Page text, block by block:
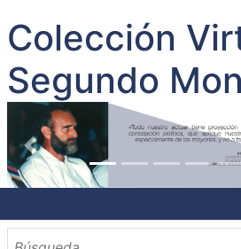
Colección
Segundo
INICIO